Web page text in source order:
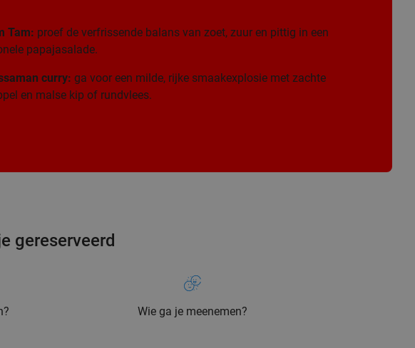
Tam: proef de verfrissende balans van zoet, zuur en pittig in een
papajasalade.
curry: ga voor een milde, rijke smaakexplosie met zachte
en malse kip of rundvlees.
gereserveerd
Wie ga je meenemen?